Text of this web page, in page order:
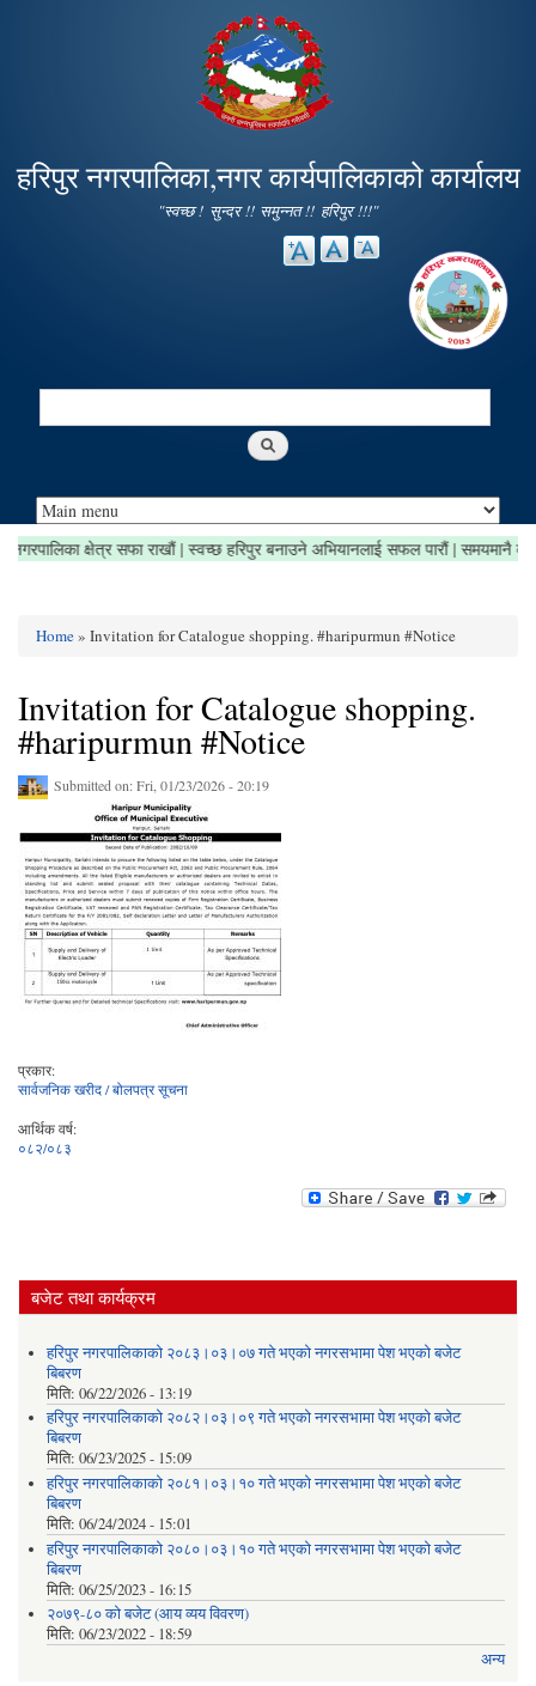
main
content
हरिपुर नगरपालिका,नगर कार्यपालिकाको कार्यालय
"स्वच्छ ! सुन्दर !! समुन्नत !! हरिपुर !!!"
Search
| नगरपालिका क्षेत्र सफा राखौं | स्वच्छ हरिपुर बनाउने अभियानलाई सफल पारौं |
Home» Invitation for Catalogue shopping. #haripurmun #Notice
Invitation for Catalogue shopping.
#haripurmun #Notice
Submitted on:Fri, 01/23/2026 - 20:19
प्रकार:
सार्वजनिक खरीद / बोलपत्र सूचना
आर्थिक वर्ष:
०८२/०८३
बजेट तथा कार्यक्रम
हरिपुर नगरपालिकाको २०८३।०३।०७ गते भएको नगरसभामा पेश भएको बजेट
बिबरण
मिति: 06/22/2026 - 13:19
हरिपुर नगरपालिकाको २०८२।०३।०९ गते भएको नगरसभामा पेश भएको बजेट
बिबरण
मिति: 06/23/2025 - 15:09
हरिपुर नगरपालिकाको २०८१।०३।१० गते भएको नगरसभामा पेश भएको बजेट
बिबरण
मिति: 06/24/2024 - 15:01
हरिपुर नगरपालिकाको २०८०।०३।१० गते भएको नगरसभामा पेश भएको बजेट
बिबरण
मिति: 06/25/2023 - 16:15
२०७९-८० को बजेट (आय व्यय विवरण)
मिति: 06/23/2022 - 18:59
अन्य